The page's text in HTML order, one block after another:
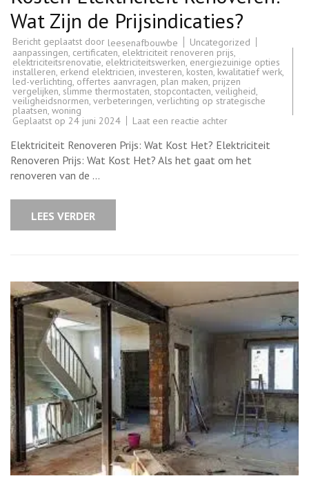
Wat Zijn de Prijsindicaties?
Bericht geplaatst door leesenafbouwbe
Uncategorized
aanpassingen, certificaten, elektriciteit renoveren prijs,
elektriciteitsrenovatie, elektriciteitswerken, energiezuinige opties
installeren, erkend elektricien, investeren, kosten, kwalitatief werk,
led-verlichting, offertes aanvragen, plan maken, prijzen
vergelijken, slimme thermostaten, stopcontacten,veiligheid,
veiligheidsnormen, verbeteringen, verlichting op strategische
plaatsen, woning
Geplaatst op 24 juni 2024 Laat een reactie achterop
Elektriciteit
Renoveren:
Wat
Elektriciteit Renoveren Prijs: Wat Kost Het? Elektriciteit
Renoveren Prijs: Wat Kost Het? Als het gaat om het
renoveren van de …
LEES VERDER